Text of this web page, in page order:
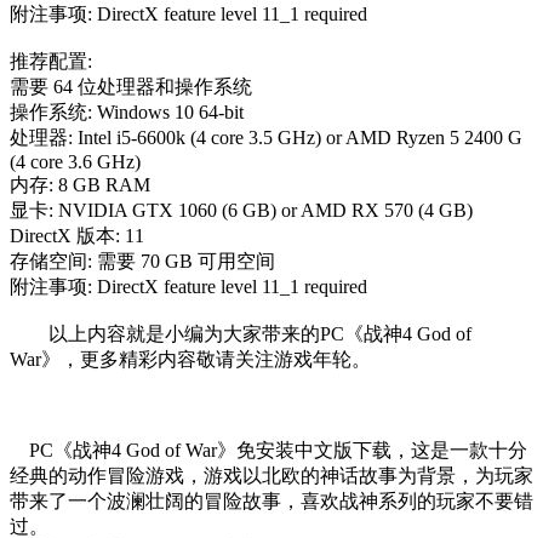
附注事项: DirectX feature level 11_1 required
推荐配置:
需要 64 位处理器和操作系统
操作系统: Windows 10 64-bit
处理器: Intel i5-6600k (4 core 3.5 GHz) or AMD Ryzen 5 2400 G
(4 core 3.6 GHz)
内存: 8 GB RAM
显卡: NVIDIA GTX 1060 (6 GB) or AMD RX 570 (4 GB)
DirectX 版本: 11
存储空间: 需要 70 GB 可用空间
附注事项: DirectX feature level 11_1 required
以上内容就是小编为大家带来的PC《战神4 God of
War》，更多精彩内容敬请关注游戏年轮。
PC《战神4 God of War》免安装中文版下载，这是一款十分
经典的动作冒险游戏，游戏以北欧的神话故事为背景，为玩家
带来了一个波澜壮阔的冒险故事，喜欢战神系列的玩家不要错
过。